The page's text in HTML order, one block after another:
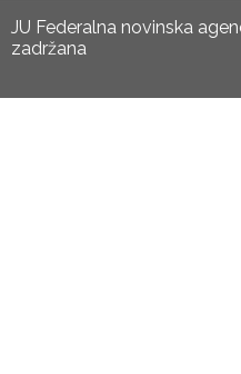
JU Federalna novinska
zadržana